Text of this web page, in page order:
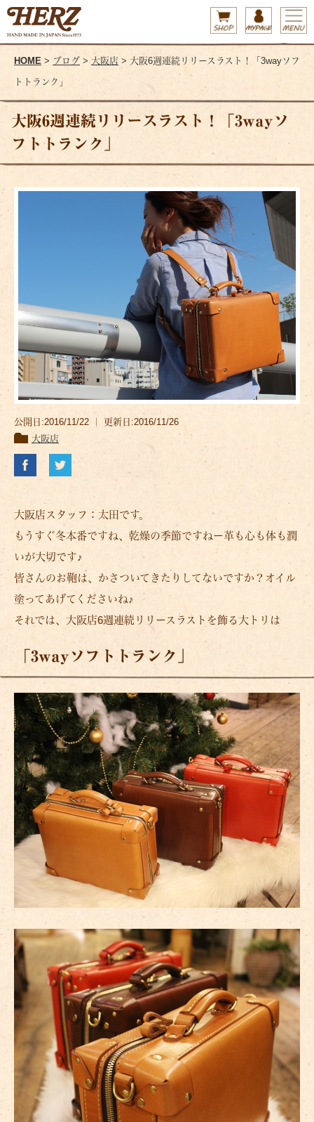
HOME > ブログ > 大阪店 > 大阪6週連続リリースラスト！「3wayソフ
トトランク」
大阪6週連続リリースラスト！「3wayソ
フトトランク」
公開日:2016/11/22 ｜ 更新日:2016/11/26
大阪店
大阪店スタッフ：太田です。
もうすぐ冬本番ですね、乾燥の季節ですねー革も心も体も潤
いが大切です♪
皆さんのお鞄は、かさついてきたりしてないですか？オイル
塗ってあげてくださいね♪
それでは、大阪店6週連続リリースラストを飾る大トリは
「3wayソフトトランク」